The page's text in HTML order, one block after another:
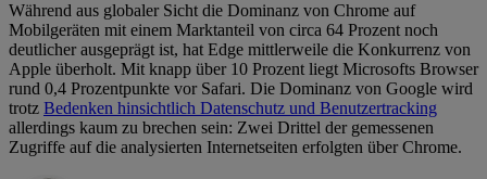
Während aus globaler Sicht die Dominanz von Chrome auf
Mobilgeräten mit einem Marktanteil von circa 64 Prozent noch
deutlicher ausgeprägt ist, hat Edge mittlerweile die Konkurrenz von
Apple überholt. Mit knapp über 10 Prozent liegt Microsofts Browser
rund 0,4 Prozentpunkte vor Safari. Die Dominanz von Google wird
trotz Bedenken hinsichtlich Datenschutz und Benutzertracking
allerdings kaum zu brechen sein: Zwei Drittel der gemessenen
Zugriffe auf die analysierten Internetseiten erfolgten über Chrome.